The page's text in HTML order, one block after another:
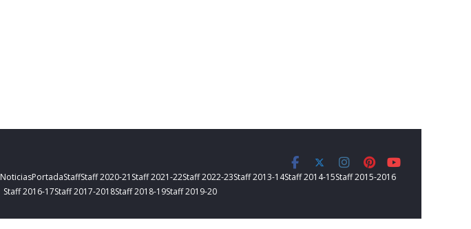
NoticiasPortadaStaffStaff 2020-21 Staff 2021-22Staff 2022-23Staff 2013-14Staff 2014-15Staff 2015-2016
Staff 2016-17Staff 2017-2018Staff 2018-19Staff 2019-20